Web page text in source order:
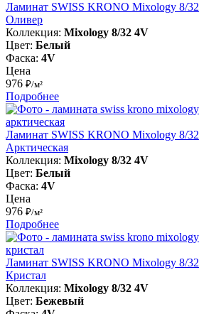
Ламинат SWISS KRONO Mixology 8/
Оливер
Коллекция: Mixology 8/32 4V
Цвет: Белый
Фаска: 4V
Цена
976 ₽/м²
Подробнее
Ламинат SWISS KRONO Mixology 8/
Арктическая
Коллекция: Mixology 8/32 4V
Цвет: Белый
Фаска: 4V
Цена
976 ₽/м²
Подробнее
Ламинат SWISS KRONO Mixology 8/
Кристал
Коллекция: Mixology 8/32 4V
Цвет: Бежевый